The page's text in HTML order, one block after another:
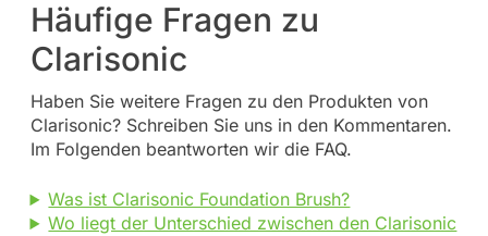
Häufige Fragen zu
Clarisonic
Haben Sie weitere Fragen zu den Produkten von
Clarisonic? Schreiben Sie uns in den Kommentaren.
Im Folgenden beantworten wir die FAQ.
Was ist Clarisonic Foundation Brush?
Wo liegt der Unterschied zwischen den Clarisonic